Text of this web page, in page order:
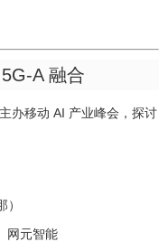
A 融合
办移动 AI 产业峰会，探讨
网元智能